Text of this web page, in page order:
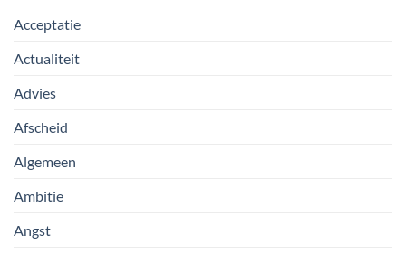
Acceptatie
Actualiteit
Advies
Afscheid
Algemeen
Ambitie
Angst